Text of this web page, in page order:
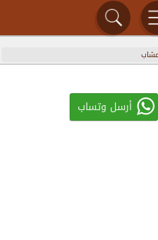
أرسل وتساب